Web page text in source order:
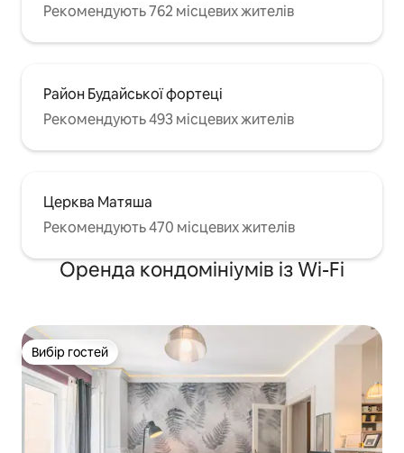
Рекомендують 762 місцевих жителів
Район Будайської фортеці
Рекомендують 493 місцевих жителів
Церква Матяша
Рекомендують 470 місцевих жителів
Оренда кондомініумів із Wi-Fi
Вибір гостей
Вибір гостей